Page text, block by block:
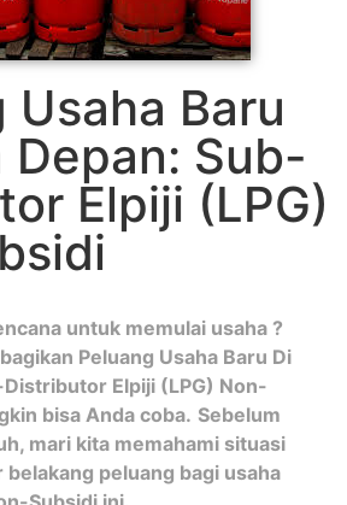
Usaha Baru
Depan: Sub-
Elpiji (LPG)
untuk memulai usaha ?
Peluang Usaha Baru Di
Elpiji (LPG) Non-
bisa Anda coba. Sebelum
mari kita memahami situasi
peluang bagi usaha